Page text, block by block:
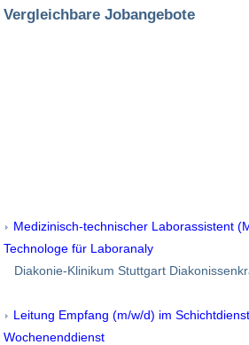
Vergleichbare Jobangebote
Medizinisch-technischer Laborassistent
Technologe für Laboranaly
Diakonie-Klinikum Stuttgart
Leitung Empfang (m/w/d) im
Wochenenddienst